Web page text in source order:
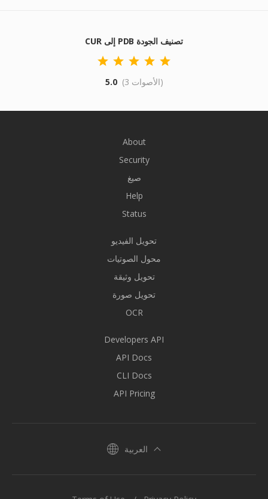
CUR إلى PDB تصنيف الجودة
5.0 (3 الأصوات)
About
Security
صيغ
Help
Status
تحويل الفيديو
محول الصوتيات
تحويل وثيقة
تحويل صورة
OCR
Developers API
API Docs
CLI Docs
API Pricing
العربية